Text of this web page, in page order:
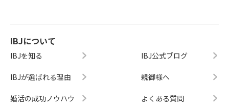
IBJについて
IBJを知る
IBJが選ばれる理由
婚活の成功ノウハウ
IBJ公式ブログ
親御様へ
よくある質問